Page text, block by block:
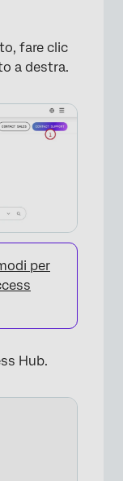
fare clic
a destra.
per
Hub.